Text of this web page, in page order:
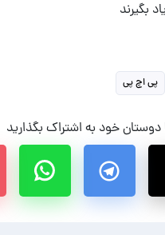
بگیرند
پی اچ پی
دوستان خود به اشتراک بگذارید